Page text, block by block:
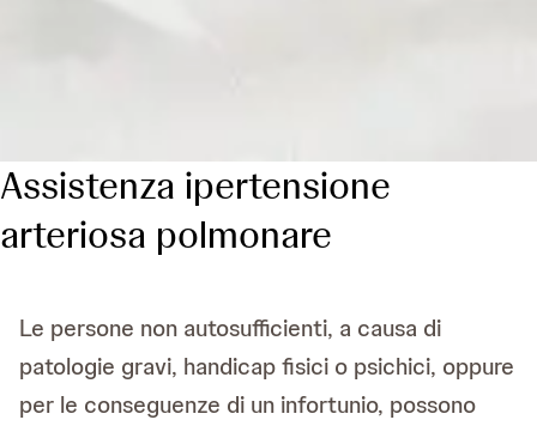
Assistenza ipertensione
arteriosa polmonare
Le persone non autosufficienti, a causa di
patologie gravi, handicap fisici o psichici, oppure
per le conseguenze di un infortunio, possono